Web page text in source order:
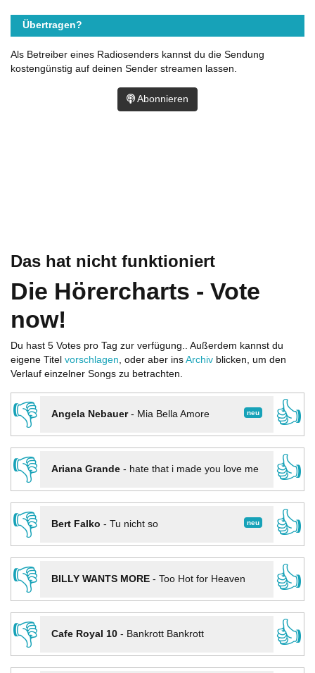
Das hat nicht funktioniert
Die Hörercharts - Vote
now!
Du hast 5 Votes pro Tag zur verfügung.. Außerdem kannst du
eigene Titel vorschlagen, oder aber ins Archiv blicken, um den
Verlauf einzelner Songs zu betrachten.
👎 neu
Angela Nebauer- Mia Bella Amore
👍
👎
Ariana Grande- hate that i made you love me
👍
👎
neu
Bert Falko - Tu nicht so
👍
👎
BILLY WANTS MORE- Too Hot for Heaven
👍
👎
Cafe Royal 10- Bankrott Bankrott
👍
Übertragen?
Als Betreiber eines Radiosenders kannst du die Sendung
kostengünstig auf deinen Sender streamen lassen.
Abonnieren